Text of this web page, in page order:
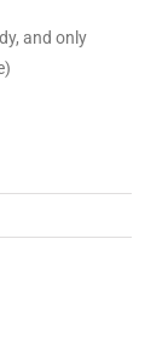
and only